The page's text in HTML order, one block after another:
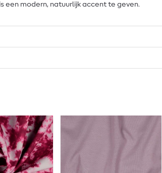
een modern, natuurlijk accent te geven.